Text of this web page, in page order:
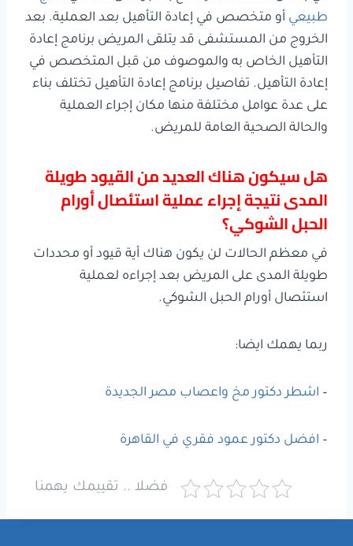
طبيعي أو متخصص في إعادة التأهيل بعد العملية. بعد
الخروج من المستشفى قد يتلقى المريض برنامج إعادة
التأهيل الخاص به والموصوف من قبل المتخصص في
إعادة التأهيل. تفاصيل برنامج إعادة التأهيل تختلف بناء
على عدة عوامل مختلفة منها مكان إجراء العملية
والحالة الصحية العامة للمريض.
هل سيكون هناك العديد من القيود طويلة
المدى نتيجة إجراء عملية استئصال أورام
الحبل الشوكي؟
في معظم الحالات لن يكون هناك أية قيود أو محددات
طويلة المدى على المريض بعد إجراءه لعملية
استئصال أورام الحبل الشوكي.
ربما يهمك ايضا:
– اشطر دكتور مخ واعصاب مصر الجديدة
– افضل دكتور عمود فقري في القاهرة
فضلا .. تقييمك يهمنا